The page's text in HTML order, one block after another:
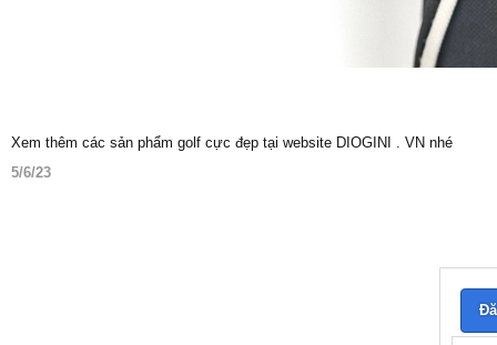
Xem thêm các sản phẩm golf cực đẹp tại website DIOGINI . VN nhé
5/6/23